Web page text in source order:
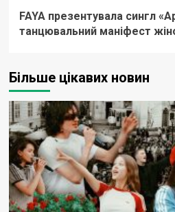
FAYA презентувала сингл
танцювальний маніфест
Більше цікавих новин